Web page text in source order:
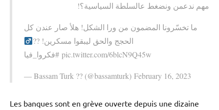
مهم ندعمن ونضغط عالسلطة السياسية؟!
ما تخسّرونا المضمون من ورا الشكل! هلأ صار عندن كل
الحجج والحق ليبقوا مسكرين! ??‍
#فكروا_فيا pic.twitter.com/6blcN9Q45w
— Bassam Turk ?? (@bassamturk) February 16, 2023
Les banques sont en grève ouverte depuis une dizaine